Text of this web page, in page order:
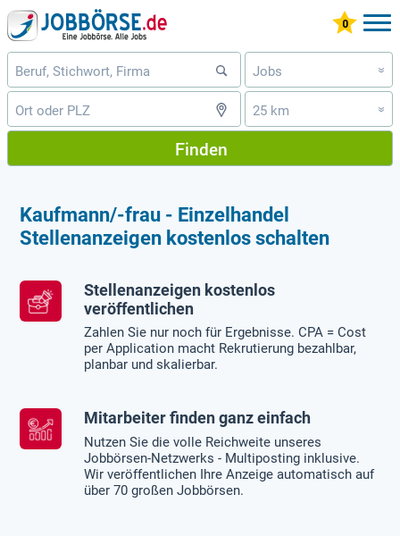
Jobs »
25 km »
Finden
Kaufmann/-frau - Einzelhandel
Stellenanzeigen kostenlos schalten
Stellenanzeigen kostenlos
veröffentlichen
Zahlen Sie nur noch für Ergebnisse. CPA = Cost
per Application macht Rekrutierung bezahlbar,
planbar und skalierbar.
Mitarbeiter finden ganz einfach
Nutzen Sie die volle Reichweite unseres
Jobbörsen-Netzwerks - Multiposting inklusive.
Wir veröffentlichen Ihre Anzeige automatisch auf
über 70 großen Jobbörsen.